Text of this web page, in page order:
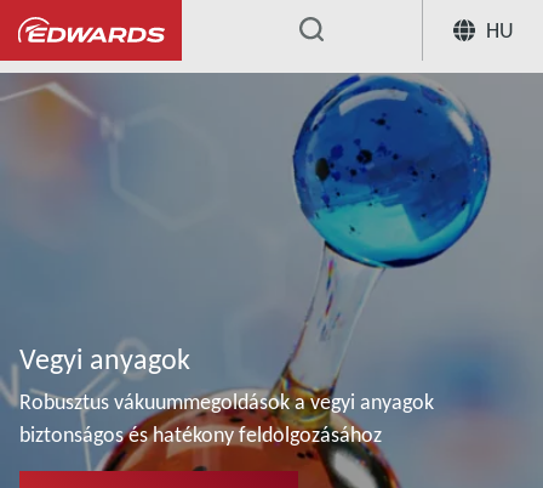
HU
...
Vegyi anyagok
Robusztus vákuummegoldások a vegyi anyagok
biztonságos és hatékony feldolgozásához